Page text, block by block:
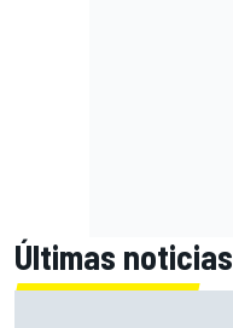
Últimas noticias